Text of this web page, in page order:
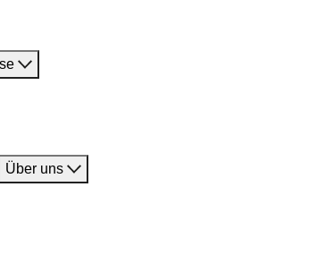
Über uns